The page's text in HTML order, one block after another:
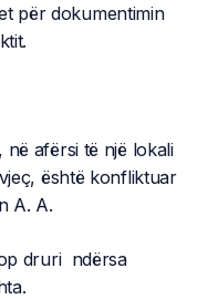
për dokumentimin
në afërsi të një lokali
është konfliktuar
A. A.
druri ndërsa